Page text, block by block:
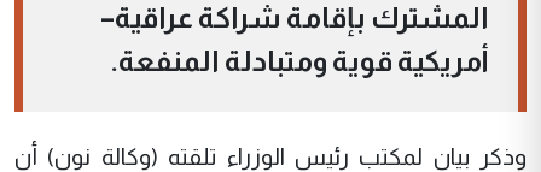
المشترك بإقامة شراكة عراقية–
أمريكية قوية ومتبادلة المنفعة.
وذكر بيان لمكتب رئيس الوزراء تلقته (وكالة نون) أن